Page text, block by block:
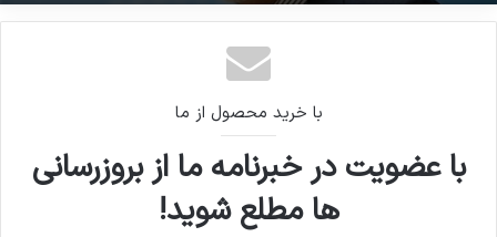
با خرید محصول از ما
با عضویت در خبرنامه ما از بروزرسانی
ها مطلع شوید!